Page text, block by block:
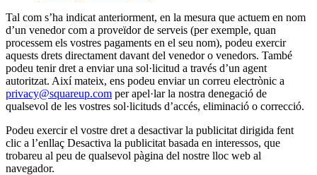
Tal com s’ha indicat anteriorment, en la mesura que actuem en nom
d’un venedor com a proveïdor de serveis (per exemple, quan
processem els vostres pagaments en el seu nom), podeu exercir
aquests drets directament davant del venedor o venedors. També
podeu tenir dret a enviar una sol·licitud a través d’un agent
autoritzat. Així mateix, ens podeu enviar un correu electrònic a
privacy@squareup.com per apel·lar la nostra denegació de
qualsevol de les vostres sol·licituds d’accés, eliminació o correcció.
Podeu exercir el vostre dret a desactivar la publicitat dirigida fent
clic a l’enllaç Desactiva la publicitat basada en interessos, que
trobareu al peu de qualsevol pàgina del nostre lloc web al
navegador.